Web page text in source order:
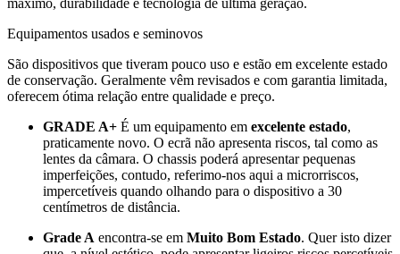
máximo, durabilidade e tecnologia de última geração.
Equipamentos usados e seminovos
São dispositivos que tiveram pouco uso e estão em excelente estado
de conservação. Geralmente vêm revisados e com garantia limitada,
oferecem ótima relação entre qualidade e preço.
GRADE A+ É um equipamento em excelente estado,
praticamente novo. O ecrã não apresenta riscos, tal como as
lentes da câmara. O chassis poderá apresentar pequenas
imperfeições, contudo, referimo-nos aqui a microrriscos,
impercetíveis quando olhando para o dispositivo a 30
centímetros de distância.
Grade A encontra-se em Muito Bom Estado. Quer isto dizer